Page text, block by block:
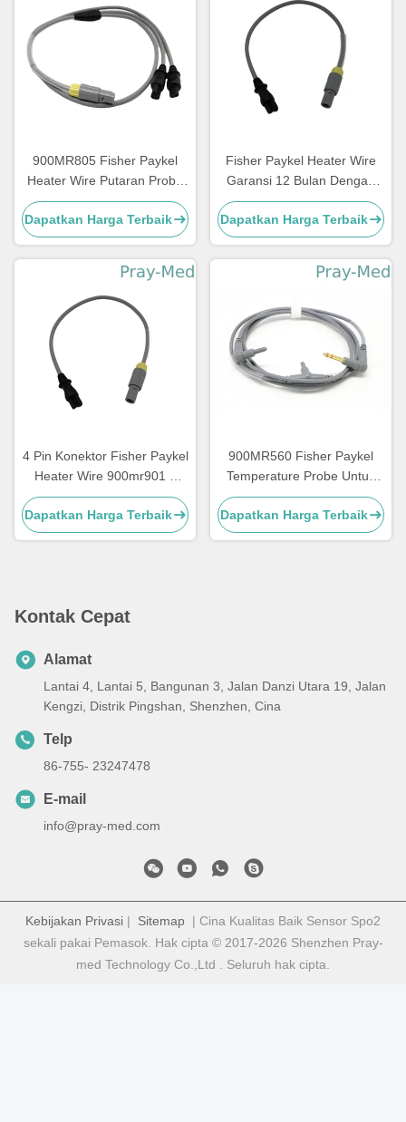
900MR805 Fisher Paykel
Heater Wire Putaran Probe
Suhu Dapat Digunakan
Kembali
Dapatkan Harga Terbaik
Fisher Paykel Heater Wire
Garansi 12 Bulan Dengan
Konektor 4pin Panjang 0.9m
Dapatkan Harga Terbaik
4 Pin Konektor Fisher Paykel
Heater Wire 900mr901 3
Konektor Adaptor Pin
Dapatkan Harga Terbaik
900MR560 Fisher Paykel
Temperature Probe Untuk
Pelembab Seri MR700 /
HC500
Dapatkan Harga Terbaik
Kontak Cepat
Alamat
Lantai 4, Lantai 5, Bangunan 3, Jalan Danzi Utara 19, Jalan
Kengzi, Distrik Pingshan, Shenzhen, Cina
Telp
86-755- 23247478
E-mail
info@pray-med.com
Kebijakan Privasi | Sitemap | Cina Kualitas Baik Sensor Spo2
sekali pakai Pemasok. Hak cipta © 2017-2026 Shenzhen Pray-
med Technology Co.,Ltd . Seluruh hak cipta.